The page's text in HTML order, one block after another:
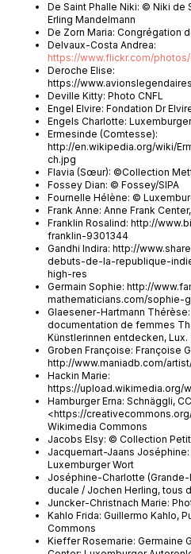
De Saint Phalle Niki: © Niki de
Erling Mandelmann
De Zorn Maria: Congrégation
Delvaux-Costa Andrea:
https://www.flickr.com/
Deroche Elise:
https://
Deville Kitty: Photo CNFL
Engel Elvire: Fondation Dr
Engels Charlotte:
Ermesinde (Comtesse):
http://en.wikipedia.org/wiki/
ch.jpg
Flavia (Sœur): ©Collection
Fossey Dian: © Fossey/SIPA
Fournelle Hélène: ©
Frank Anne: Anne Frank
Franklin Rosalind: http://
franklin-9301344
Gandhi Indira: http://
debuts-de-la-republique-
high-res
Germain Sophie: http://
mathematicians.com/sophie-
Glaesener-Hartmann
documentation de femmes
Künstlerinnen entdecken, Lux.
Groben Françoise: Françoise
http://www.maniadb.com/
Hackin Marie:
https://upload.wikimedia.org/
Hamburger Erna: Schnäggli,
<https://
Wikimedia Commons
Jacobs Elsy: © Collection
Jacquemart-Jaans
Luxemburger Wort
Joséphine-Charlotte
ducale / Jochen Herling, tous
Juncker-Christnach Marie:
Kahlo Frida: Guillermo Kahlo,
Commons
Kieffer Rosemarie: Germaine